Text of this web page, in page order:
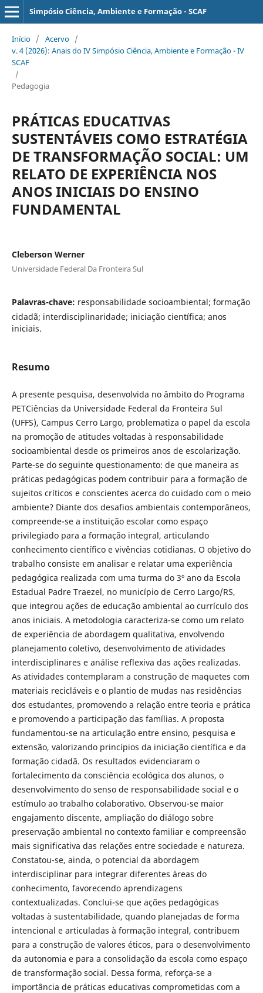
Simpósio Ciência, Ambiente e Formação - SCAF
Início / Acervo /
v. 4 (2026): Anais do IV Simpósio Ciência, Ambiente e Formação - IV
SCAF
/
Pedagogia
PRÁTICAS EDUCATIVAS
SUSTENTÁVEIS COMO ESTRATÉGIA
DE TRANSFORMAÇÃO SOCIAL: UM
RELATO DE EXPERIÊNCIA NOS
ANOS INICIAIS DO ENSINO
FUNDAMENTAL
Cleberson Werner
Universidade Federal Da Fronteira Sul
Palavras-chave: responsabilidade socioambiental; formação
cidadã; interdisciplinaridade; iniciação científica; anos
iniciais.
Resumo
A presente pesquisa, desenvolvida no âmbito do Programa
PETCiências da Universidade Federal da Fronteira Sul
(UFFS), Campus Cerro Largo, problematiza o papel da escola
na promoção de atitudes voltadas à responsabilidade
socioambiental desde os primeiros anos de escolarização.
Parte-se do seguinte questionamento: de que maneira as
práticas pedagógicas podem contribuir para a formação de
sujeitos críticos e conscientes acerca do cuidado com o meio
ambiente? Diante dos desafios ambientais contemporâneos,
compreende-se a instituição escolar como espaço
privilegiado para a formação integral, articulando
conhecimento científico e vivências cotidianas. O objetivo do
trabalho consiste em analisar e relatar uma experiência
pedagógica realizada com uma turma do 3º ano da Escola
Estadual Padre Traezel, no município de Cerro Largo/RS,
que integrou ações de educação ambiental ao currículo dos
anos iniciais. A metodologia caracteriza-se como um relato
de experiência de abordagem qualitativa, envolvendo
planejamento coletivo, desenvolvimento de atividades
interdisciplinares e análise reflexiva das ações realizadas.
As atividades contemplaram a construção de maquetes com
materiais recicláveis e o plantio de mudas nas residências
dos estudantes, promovendo a relação entre teoria e prática
e promovendo a participação das famílias. A proposta
fundamentou-se na articulação entre ensino, pesquisa e
extensão, valorizando princípios da iniciação científica e da
formação cidadã. Os resultados evidenciaram o
fortalecimento da consciência ecológica dos alunos, o
desenvolvimento do senso de responsabilidade social e o
estímulo ao trabalho colaborativo. Observou-se maior
engajamento discente, ampliação do diálogo sobre
preservação ambiental no contexto familiar e compreensão
mais significativa das relações entre sociedade e natureza.
Constatou-se, ainda, o potencial da abordagem
interdisciplinar para integrar diferentes áreas do
conhecimento, favorecendo aprendizagens
contextualizadas. Conclui-se que ações pedagógicas
voltadas à sustentabilidade, quando planejadas de forma
intencional e articuladas à formação integral, contribuem
para a construção de valores éticos, para o desenvolvimento
da autonomia e para a consolidação da escola como espaço
de transformação social. Dessa forma, reforça-se a
importância de práticas educativas comprometidas com a